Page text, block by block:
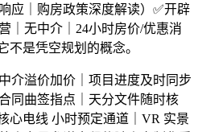
应｜购房政策深度解读）✅开辟
｜无中介｜24小时房价/优惠消
不是凭空规划的概念。
溢价加价｜项目进度及时同步
同曲签指点｜天分文件随时核
心电线 小时预定通道｜VR 实景